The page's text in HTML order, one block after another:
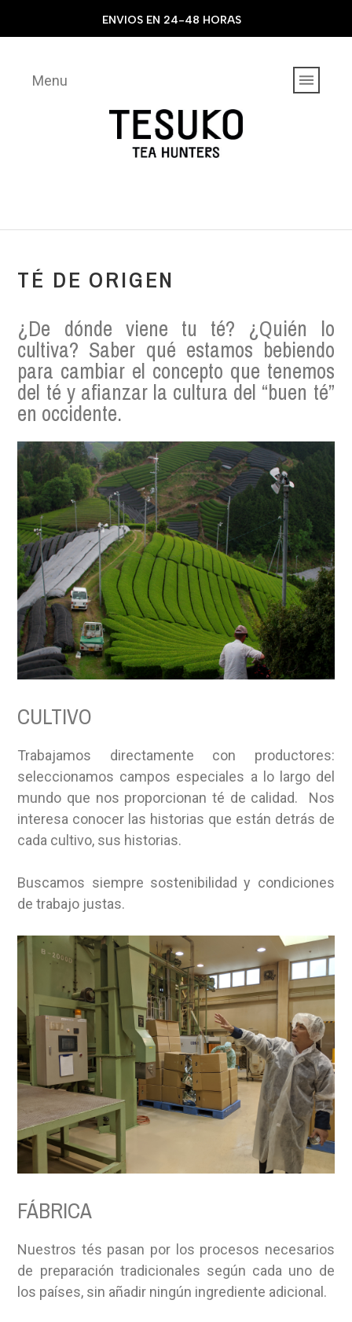
ENVIOS EN 24-48 HORAS
Menu
TÉ DE ORIGEN
¿De dónde viene tu té? ¿Quién lo
cultiva? Saber qué estamos bebiendo
para cambiar el concepto que tenemos
del té y afianzar la cultura del “buen té”
en occidente.
CULTIVO
Trabajamos directamente con productores:
seleccionamos campos especiales a lo largo del
mundo que nos proporcionan té de calidad. Nos
interesa conocer las historias que están detrás de
cada cultivo, sus historias.
Buscamos siempre sostenibilidad y condiciones
de trabajo justas.
FÁBRICA
Nuestros tés pasan por los procesos necesarios
de preparación tradicionales según cada uno de
los países, sin añadir ningún ingrediente adicional.